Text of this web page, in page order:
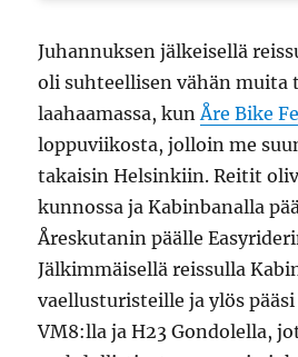
Juhannuksen jälkeisellä
oli suhteellisen vähän muita
laahaamassa, kun Åre Bike
loppuviikosta, jolloin me
takaisin Helsinkiin. Reitit
kunnossa ja Kabinbanalla
Åreskutanin päälle
Jälkimmäisellä reissulla
vaellusturisteille ja ylös
VM8:lla ja H23 Gondolella,